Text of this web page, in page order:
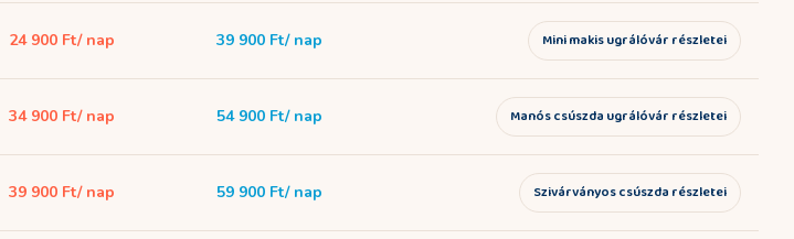
24 900 Ft/ nap 39 900 Ft/ nap Mini makis ugrálóvár részletei
34 900 Ft/ nap 54 900 Ft/ nap Manós csúszda ugrálóvár részletei
39 900 Ft/ nap 59 900 Ft/ nap Szivárványos csúszda részletei